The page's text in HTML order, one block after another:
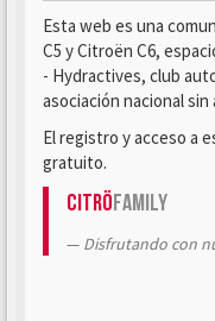
Esta web es una
C5 y Citroën C6,
- Hydractives, club
asociación nacional sin
El registro y acceso a
gratuito.
CitröFamily
Disfrutando con